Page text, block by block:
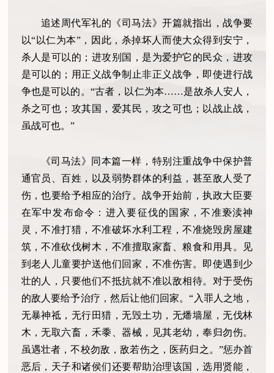
追述周代军礼的《司马法》开篇就指出，战争要
以“以仁为本”，因此，杀掉坏人而使大众得到安宁，
杀人是可以的；进攻别国，是为爱护它的民众，进攻
是可以的；用正义战争制止非正义战争，即使进行战
争也是可以的。“古者，以仁为本……是故杀人安人，
杀之可也；攻其国，爱其民，攻之可也；以战止战，
虽战可也。”
《司马法》同本篇一样，特别注重战争中保护普
通官员、百姓，以及弱势群体的利益，甚至敌人受了
伤，也要给予相应的治疗。战争开始前，执政大臣要
在军中发布命令：进入要征伐的国家，不准亵渎神
灵，不准打猎，不准破坏水利工程，不准烧毁房屋建
筑，不准砍伐树木，不准擅取家畜、粮食和用具。见
到老人儿童要护送他们回家，不准伤害。即使遇到少
壮的人，只要他们不抵抗就不准以敌相待。对于受伤
的敌人要给予治疗，然后让他们回家。“入罪人之地，
无暴神祗，无行田猎，无毁土功，无燔墙屋，无伐林
木，无取六畜，禾黍、器械，见其老幼，奉归勿伤。
虽遇壮者，不校勿敌，敌若伤之，医药归之。”惩办首
恶后，天子和诸侯们还要帮助治理该国，选用贤能，